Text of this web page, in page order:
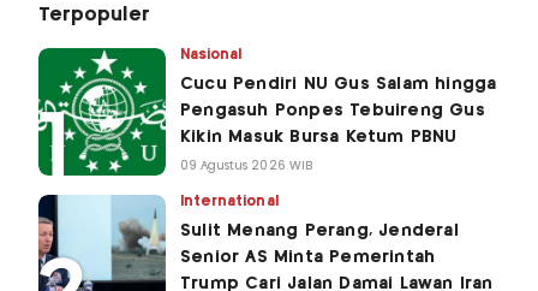
Terpopuler
Nasional
Cucu Pendiri NU Gus Salam hingga
Pengasuh Ponpes Tebuireng Gus
Kikin Masuk Bursa Ketum PBNU
09 Agustus 2026 WIB
International
Sulit Menang Perang, Jenderal
Senior AS Minta Pemerintah
Trump Cari Jalan Damai Lawan Iran